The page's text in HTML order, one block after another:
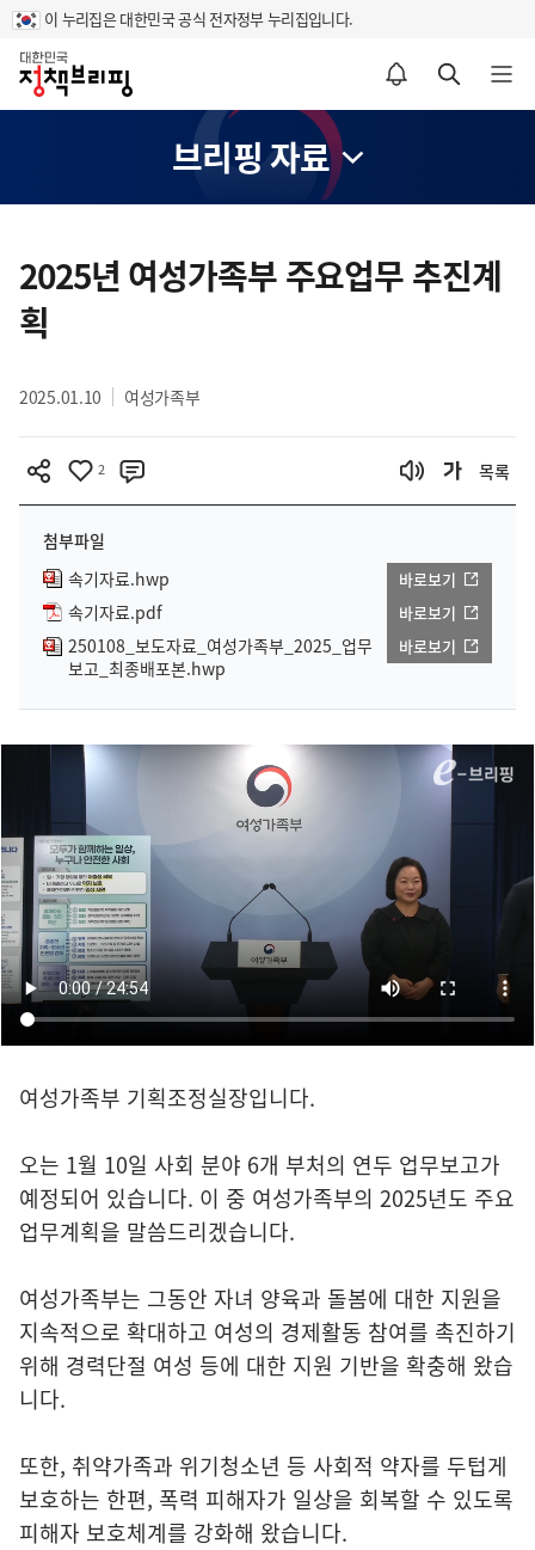
이 누리집은 대한민국 공식 전자정부 누리집입니다.
홈
알림설정 바로가기 검색 바로가기 메뉴 열기
브리핑 자료
텐
츠
영
2025년 여성가족부 주요업무 추진계
획
2025.01.10 여성가족부
2 목록
첨부파일
속기자료.hwp
바로보기
속기자료.pdf 바로보기
250108_보도자료_여성가족부_2025_업무
보고_최종배포본.hwp
바로보기
여성가족부 기획조정실장입니다.
오는 1월 10일 사회 분야 6개 부처의 연두 업무보고가
예정되어 있습니다. 이 중 여성가족부의 2025년도 주요
업무계획을 말씀드리겠습니다.
여성가족부는 그동안 자녀 양육과 돌봄에 대한 지원을
지속적으로 확대하고 여성의 경제활동 참여를 촉진하기
위해 경력단절 여성 등에 대한 지원 기반을 확충해 왔습
니다.
또한, 취약가족과 위기청소년 등 사회적 약자를 두텁게
보호하는 한편, 폭력 피해자가 일상을 회복할 수 있도록
피해자 보호체계를 강화해 왔습니다.